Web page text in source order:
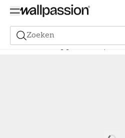
Zoeken
Verf Bestelling gebaseerd op NCS